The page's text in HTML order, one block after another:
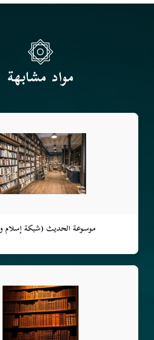
مواد مشابهة
موسوعة الحديث (شبكة إسلام